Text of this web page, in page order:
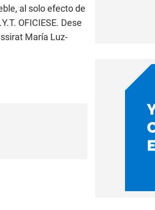
al solo efecto de
OFICIESE. Dese
María Luz-